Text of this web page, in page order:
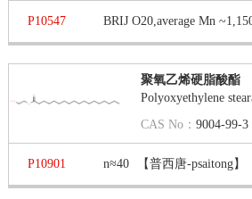
P10547 BRIJ O20,average Mn
聚氧乙烯硬脂酸酯
Polyoxyethylene
CAS No：9004-99-3
P10901 n≈40 【普西唐-psaitong】